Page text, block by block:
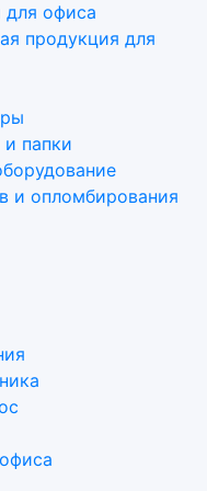
для офиса
продукция для
папки
и опломбирования